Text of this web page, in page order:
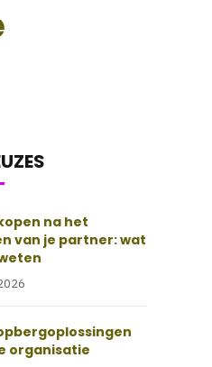
na het
van je partner: wat
organisatie